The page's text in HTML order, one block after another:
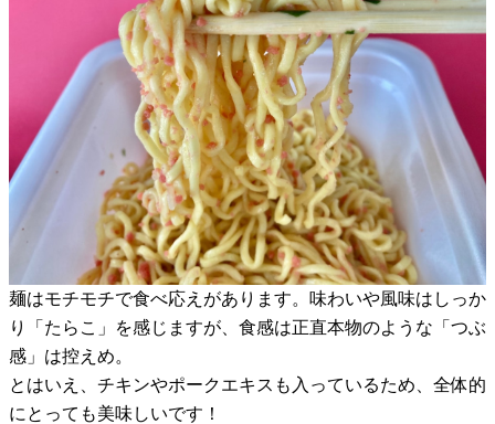
麺はモチモチで食べ応えがあります。味わいや風味はしっか
り「たらこ」を感じますが、食感は正直本物のような「つぶ
感」は控えめ。
とはいえ、チキンやポークエキスも入っているため、全体的
にとっても美味しいです！